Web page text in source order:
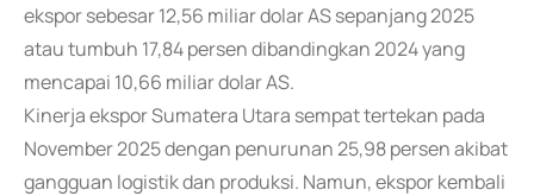
ekspor sebesar 12,56 miliar dolar AS sepanjang 2025
atau tumbuh 17,84 persen dibandingkan 2024 yang
mencapai 10,66 miliar dolar AS.
Kinerja ekspor Sumatera Utara sempat tertekan pada
November 2025 dengan penurunan 25,98 persen akibat
gangguan logistik dan produksi. Namun, ekspor kembali